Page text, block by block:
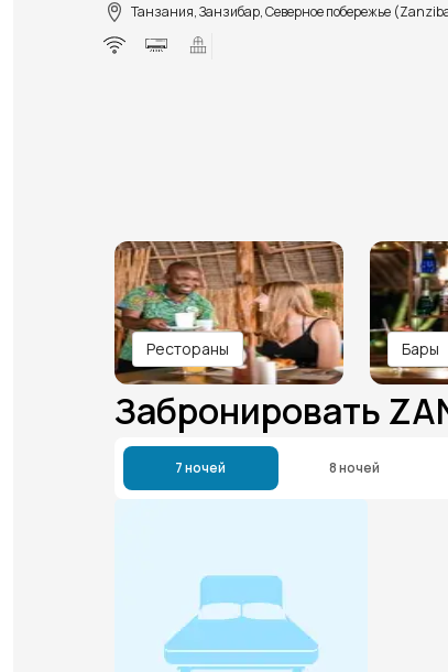
Танзания, Занзибар, Северное побережье
Рестораны Бары
Забронировать
7 ночей 8 ночей